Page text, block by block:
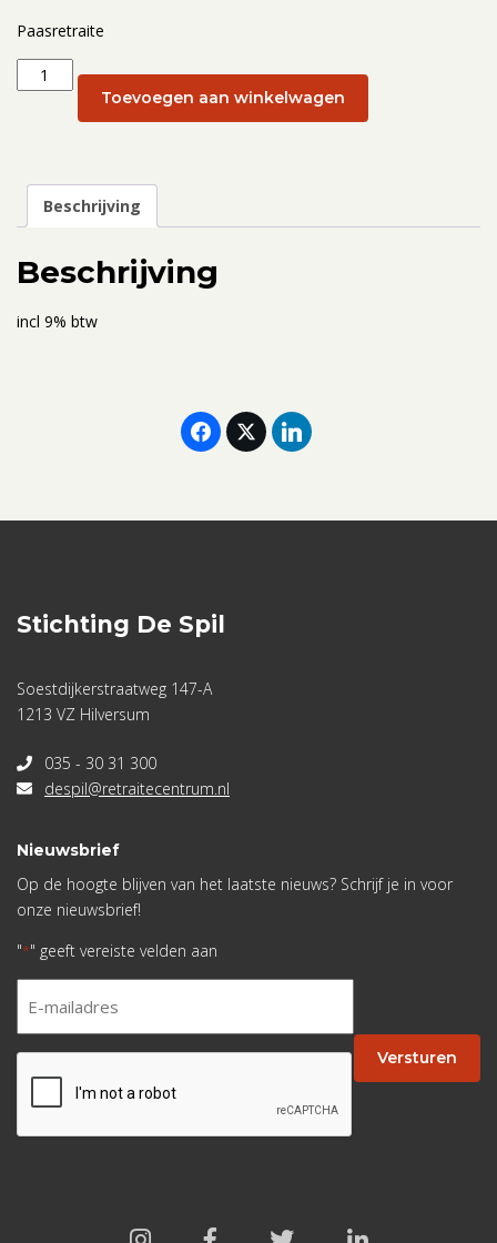
Paasretraite
Paasretraite:
PaasretraiteToevoegen aan winkelwagen
Beschrijving
Beschrijving
incl 9% btw
Stichting De Spil
Soestdijkerstraatweg 147-A
1213 VZ Hilversum
035 - 30 31 300
despil@retraitecentrum.nl
Nieuwsbrief
Op de hoogte blijven van het laatste nieuws? Schrijf je in voor
onze nieuwsbrief!
"*" geeft vereiste velden aan
* Versturen